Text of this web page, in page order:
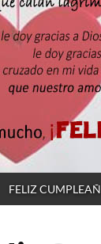
FELIZ